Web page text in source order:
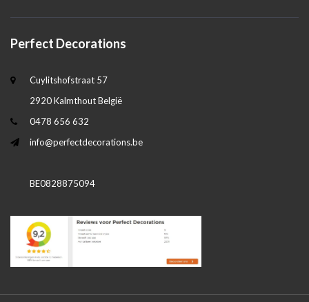
Perfect Decorations
Cuylitshofstraat 57
2920 Kalmthout België
0478 656 632
info@perfectdecorations.be
BE0828875094